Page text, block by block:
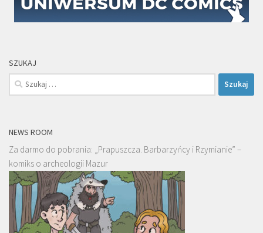
SZUKAJ
Szukaj:
NEWS ROOM
Za darmo do pobrania: „Prapuszcza. Barbarzyńcy i Rzymianie” –
komiks o archeologii Mazur